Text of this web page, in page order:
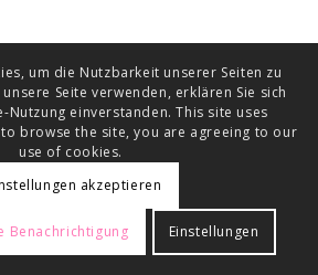
um die Nutzbarkeit unserer Seiten zu
Seite verwenden, erklären Sie sich
Nutzung einverstanden. This site uses
browse the site, you are agreeing to our
use of cookies.
akzeptieren
Benachrichtigung Einstellungen